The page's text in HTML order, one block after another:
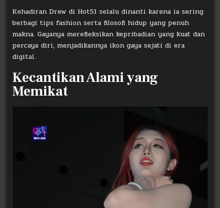
Kehadiran Drew di Hot51 selalu dinanti karena ia sering
berbagi tips fashion serta filosofi hidup yang penuh
makna. Gayanya merefleksikan kepribadian yang kuat dan
percaya diri, menjadikannya ikon gaya sejati di era
digital.
Kecantikan Alami yang
Memikat